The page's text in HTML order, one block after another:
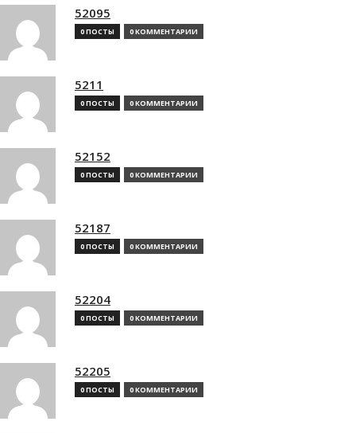
52095
0 ПОСТЫ 0 КОММЕНТАРИИ
5211
0 ПОСТЫ 0 КОММЕНТАРИИ
52152
0 ПОСТЫ 0 КОММЕНТАРИИ
52187
0 ПОСТЫ 0 КОММЕНТАРИИ
52204
0 ПОСТЫ 0 КОММЕНТАРИИ
52205
0 ПОСТЫ 0 КОММЕНТАРИИ